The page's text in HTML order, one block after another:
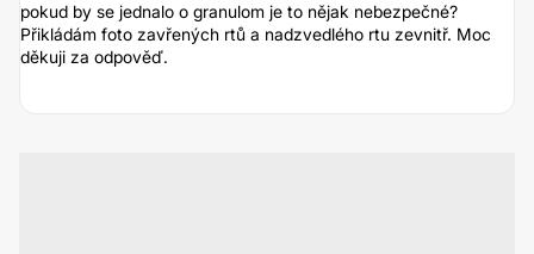
pokud by se jednalo o granulom je to nějak nebezpečné?
Přikládám foto zavřených rtů a nadzvedlého rtu zevnitř. Moc
děkuji za odpověď.